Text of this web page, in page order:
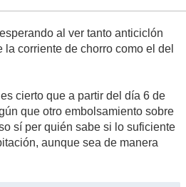
al ver tanto anticiclón
corriente de chorro como el del
cierto que a partir del día 6 de
que otro embolsamiento sobre
sí per quién sabe si lo suficiente
aunque sea de manera